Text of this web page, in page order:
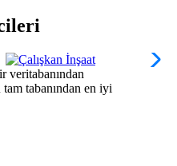
veritabanından
tabanından en iyi